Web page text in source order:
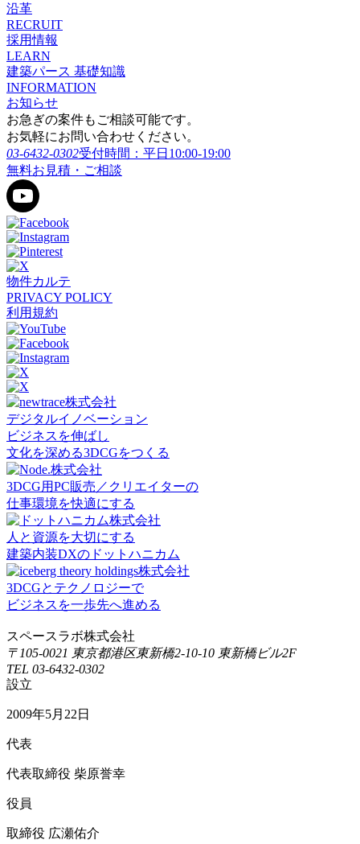
沿革
RECRUIT
採用情報
LEARN
建築パース 基礎知識
INFORMATION
お知らせ
お急ぎの案件もご相談可能です。
お気軽にお問い合わせください。
03-6432-0302受付時間：平日10:00-19:00
無料お見積・ご相談
物件カルテ
PRIVACY POLICY
利用規約
デジタルイノベーション
ビジネスを伸ばし
文化を深める3DCGをつくる
3DCG用PC販売／クリエイターの
仕事環境を快適にする
人と資源を大切にする
建築内装DXのドットハニカム
3DCGとテクノロジーで
ビジネスを一歩先へ進める
スペースラボ株式会社
〒105-0021 東京都港区東新橋2-10-10 東新橋ビル2F
TEL 03-6432-0302
設立
2009年5月22日
代表
代表取締役 柴原誉幸
役員
取締役 広瀬佑介